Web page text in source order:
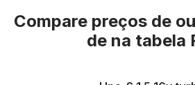
Compare preços de
de na tabela